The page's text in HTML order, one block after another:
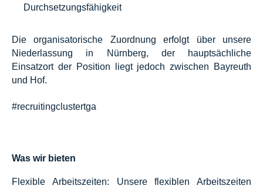
Durchsetzungsfähigkeit
Die organisatorische Zuordnung erfolgt über unsere
Niederlassung in Nürnberg, der hauptsächliche
Einsatzort der Position liegt jedoch zwischen Bayreuth
und Hof.
#recruitingclustertga
Was wir bieten
Flexible Arbeitszeiten: Unsere flexiblen Arbeitszeiten